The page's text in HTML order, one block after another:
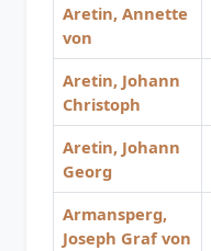
Aretin, Annette
von
Aretin, Johann
Christoph
Aretin, Johann
Georg
Armansperg,
Joseph Graf von